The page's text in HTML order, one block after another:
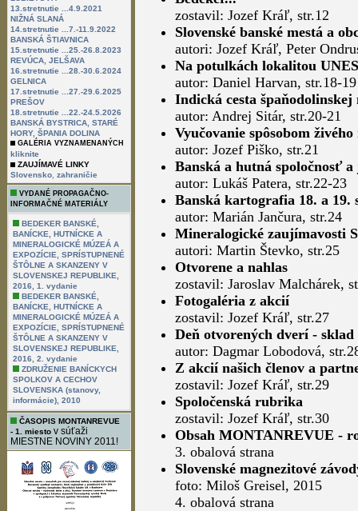
13.stretnutie ...4.9.2021
NIŽNÁ SLANÁ
14.stretnutie ...7.-11.9.2022
BANSKÁ ŠTIAVNICA
15.stretnutie ...25.-26.8.2023
REVÚCA, JELŠAVA
16.stretnutie ...28.-30.6.2024
GELNICA
17.stretnutie ...27.-29.6.2025
PREŠOV
18.stretnutie ...22.-24.5.2026
BANSKÁ BYSTRICA, STARÉ
HORY, ŠPANIA DOLINA
GALÉRIA VYZNAMENANÝCH
kliknite
ZAUJÍMAVÉ LINKY
Slovensko zahraničie
VYDANÉ PROPAGAČNO-
INFORMAČNÉ MATERIÁLY
BEDEKER BANSKÉ,
BANÍCKE, HUTNÍCKE A
MINERALOGICKÉ MÚZEÁ A
EXPOZÍCIE, SPRÍSTUPNENÉ
ŠTÔLNE A SKANZENY V
SLOVENSKEJ REPUBLIKE,
2016, 1. vydanie
BEDEKER BANSKÉ,
BANÍCKE, HUTNÍCKE A
MINERALOGICKÉ MÚZEÁ A
EXPOZÍCIE, SPRÍSTUPNENÉ
ŠTÔLNE A SKANZENY V
SLOVENSKEJ REPUBLIKE,
2016, 2. vydanie
ZDRUŽENIE BANÍCKYCH
SPOLKOV A CECHOV
SLOVENSKA (stanovy,
informácie), 2010
ČASOPIS MONTANREVUE
- 1. miesto v súťaži
MIESTNE NOVINY 2011!
zostavil: Jozef Kráľ, str.12
Slovenské banské mestá a
autori: Jozef Kráľ, Peter
Na potulkách lokalitou
autor: Daniel Harvan, str.18-19
Indická cesta špaňodolinskej
autor: Andrej Sitár, str.20-21
Vyučovanie spôsobom živého
autor: Jozef Piško, str.21
Banská a hutná spoločnosť
autor: Lukáš Patera, str.22-23
Banská kartografia 18. a 19.
autor: Marián Jančura, str.24
Mineralogické zaujímavosti
autori: Martin Števko, str.25
Otvorene a nahlas
zostavil: Jaroslav Malchárek,
Fotogaléria z akcií
zostavil: Jozef Kráľ, str.27
Deň otvorených dverí -
autor: Dagmar Lobodová,
Z akcií našich členov a
zostavil: Jozef Kráľ, str.29
Spoločenská rubrika
zostavil: Jozef Kráľ, str.30
Obsah MONTANREVUE -
3. obalová strana
Slovenské magnezitové
foto: Miloš Greisel, 2015
4. obalová strana